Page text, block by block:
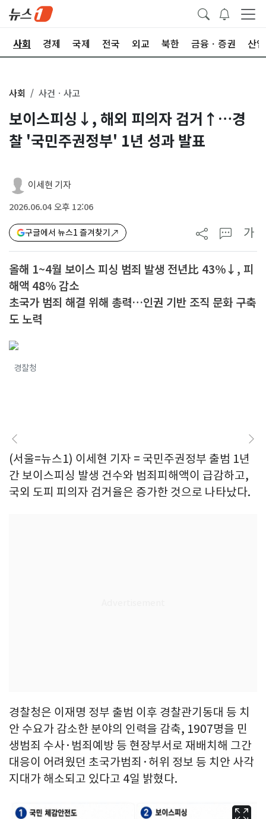
사회 경제 국제 전국 외교 북한 금융ㆍ증권 산업
사회 사건ㆍ사고
보이스피싱↓, 해외 피의자 검거↑…경
찰 '국민주권정부' 1년 성과 발표
이세현 기자
2026.06.04 오후 12:06
구글에서 뉴스1 즐겨찾기 가
올해 1~4월 보이스 피싱 범죄 발생 전년比 43%↓, 피
해액 48% 감소
초국가 범죄 해결 위해 총력…인권 기반 조직 문화 구축
도 노력
경찰청
(서울=뉴스1) 이세현 기자 = 국민주권정부 출범 1년
간 보이스피싱 발생 건수와 범죄피해액이 급감하고,
국외 도피 피의자 검거율은 증가한 것으로 나타났다.
경찰청은 이재명 정부 출범 이후 경찰관기동대 등 치
안 수요가 감소한 분야의 인력을 감축, 1907명을 민
생범죄 수사·범죄예방 등 현장부서로 재배치해 그간
대응이 어려웠던 초국가범죄·허위 정보 등 치안 사각
지대가 해소되고 있다고 4일 밝혔다.